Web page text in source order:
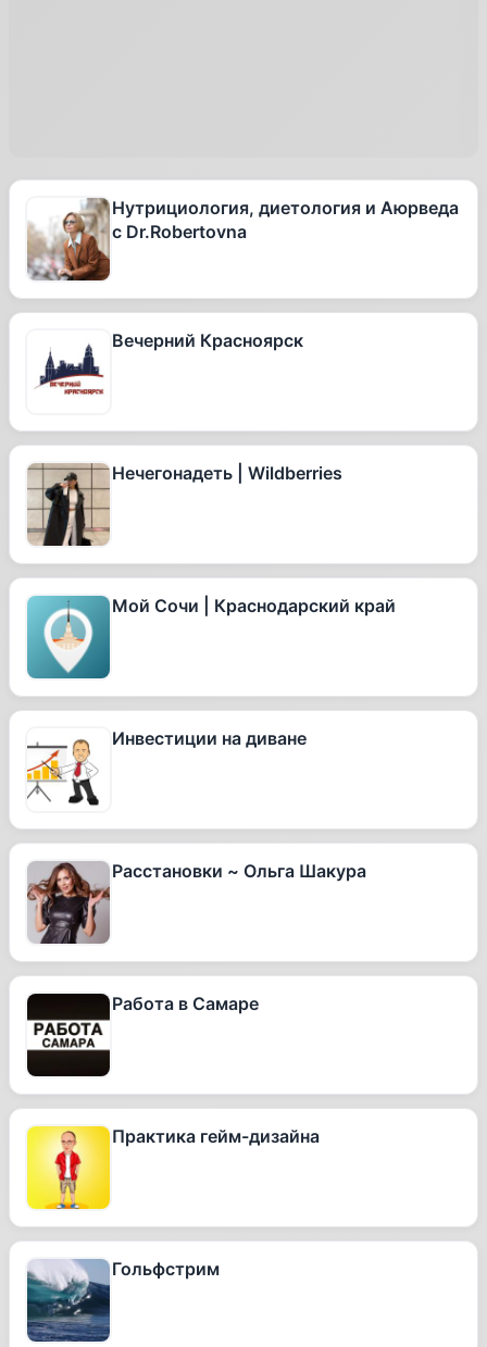
Нутрициология, диетология и Аюрведа
с Dr.Robertovna
Вечерний Красноярск
Нечегонадеть | Wildberries
Мой Сочи | Краснодарский край
Инвестиции на диване
Расстановки ~ Ольга Шакура
Работа в Самаре
Практика гейм-дизайна
Гольфстрим